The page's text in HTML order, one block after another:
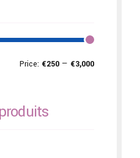
Price: €250 — €3,000